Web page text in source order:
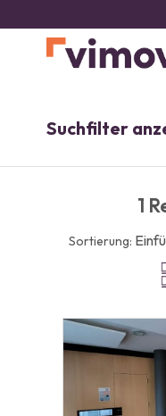
Suchfilter
1
Sortierung: